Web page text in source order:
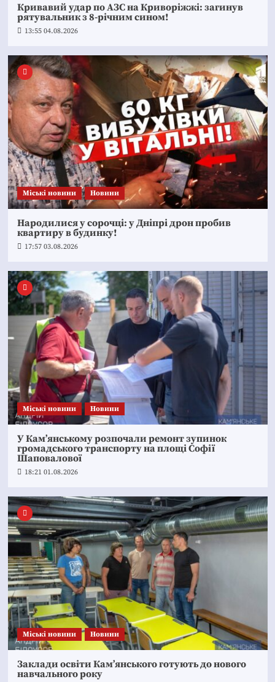
Кривавий удар по АЗС на Криворіжжі: загинув
рятувальник з 8-річним сином!
13:55 04.08.2026
Mіські новини Новини
Народилися у сорочці: у Дніпрі дрон пробив
квартиру в будинку!
17:57 03.08.2026
Mіські новини Новини
У Кам’янському розпочали ремонт зупинок
громадського транспорту на площі Софії
Шаповалової
18:21 01.08.2026
Mіські новини Новини
Заклади освіти Кам’янського готують до нового
навчального року